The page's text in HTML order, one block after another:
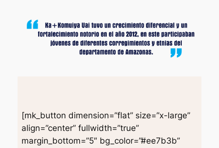
[mk_button dimension=”flat” size=”x-large”
align=”center” fullwidth=”true”
margin_bottom=”5″ bg_color=”#ee7b3b”